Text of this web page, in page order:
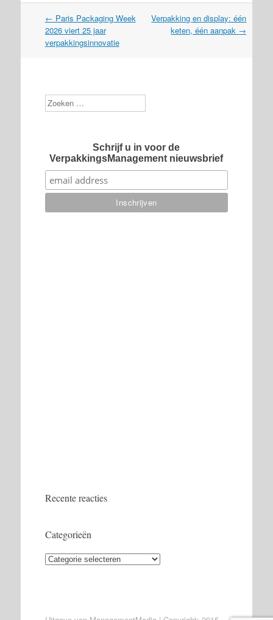
Post
navigation
← Paris Packaging Week
2026 viert 25 jaar
verpakkingsinnovatie
Verpakking en display: één
keten, één aanpak →
Zoek
Schrijf u in voor de
VerpakkingsManagement nieuwsbrief
Recente reacties
Categorieën
Categorieën